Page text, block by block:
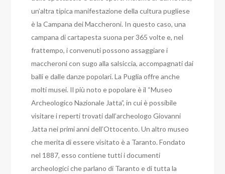
un’altra tipica manifestazione della cultura pugliese
è la Campana dei Maccheroni. In questo caso, una
campana di cartapesta suona per 365 volte e, nel
frattempo, i convenuti possono assaggiare i
maccheroni con sugo alla salsiccia, accompagnati dai
balli e dalle danze popolari. La Puglia offre anche
molti musei. Il più noto e popolare è il “Museo
Archeologico Nazionale Jatta”, in cui è possibile
visitare i reperti trovati dall’archeologo Giovanni
Jatta nei primi anni dell’Ottocento. Un altro museo
che merita di essere visitato è a Taranto. Fondato
nel 1887, esso contiene tutti i documenti
archeologici che parlano di Taranto e di tutta la